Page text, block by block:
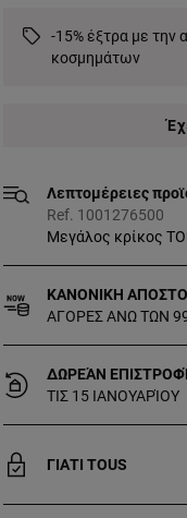
-15% έξτρα με την
κοσμημάτων
Λεπτομέρειες
Ref. 1001276500
Μεγάλος κρίκος
μενταγιόν, tiny
Αυτό το προϊόν δεν
αλυσίδα.
ΚΑΝΟΝΙΚΗ
ΑΓΟΡΕΣ ΑΝΩ ΤΩΝ
ΔΩΡΕΆΝ
ΤΙΣ 15 ΙΑΝΟΥΑΡΊΟΥ
ΓΙΑΤΙ TOUS